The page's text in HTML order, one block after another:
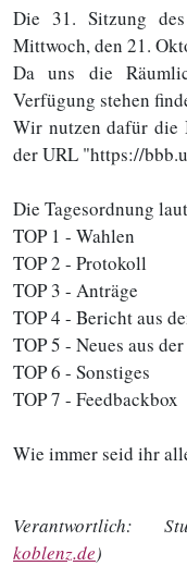
Die 31. Sitzung des
Mittwoch, den 21.
Da uns die
Verfügung stehen
Wir nutzen dafür die
der URL "https://
Die Tagesordnung
TOP 1 - Wahlen
TOP 2 - Protokoll
TOP 3 - Anträge
TOP 4 - Bericht aus
TOP 5 - Neues aus
TOP 6 - Sonstiges
TOP 7 - Feedbackbox
Wie immer seid ihr
Verantwortlich:
koblenz.de)